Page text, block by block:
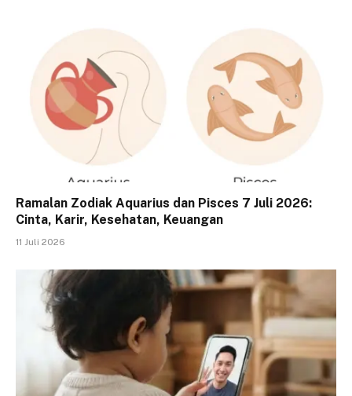
Ramalan Zodiak Aquarius dan Pisces 7 Juli 2026:
Cinta, Karir, Kesehatan, Keuangan
11 Juli 2026